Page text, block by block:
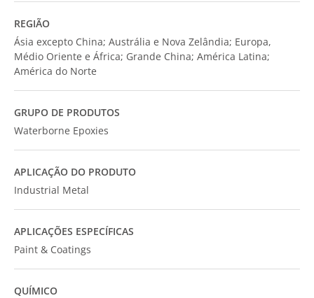
REGIÃO
Ásia excepto China; Austrália e Nova Zelândia; Europa,
Médio Oriente e África; Grande China; América Latina;
América do Norte
GRUPO DE PRODUTOS
Waterborne Epoxies
APLICAÇÃO DO PRODUTO
Industrial Metal
APLICAÇÕES ESPECÍFICAS
Paint & Coatings
QUÍMICO